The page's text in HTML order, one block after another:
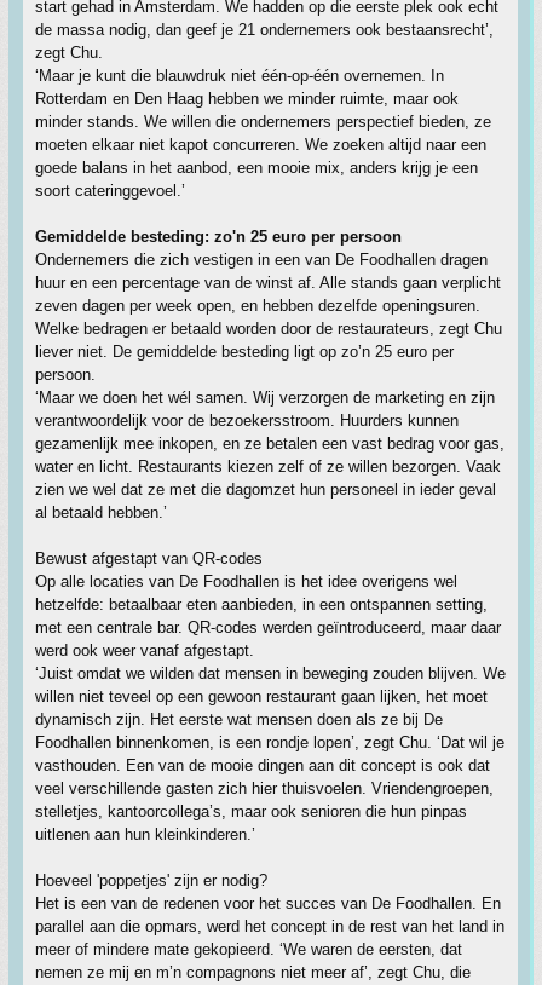
start gehad in Amsterdam. We hadden op die eerste plek ook echt
de massa nodig, dan geef je 21 ondernemers ook bestaansrecht’,
zegt Chu.
‘Maar je kunt die blauwdruk niet één-op-één overnemen. In
Rotterdam en Den Haag hebben we minder ruimte, maar ook
minder stands. We willen die ondernemers perspectief bieden, ze
moeten elkaar niet kapot concurreren. We zoeken altijd naar een
goede balans in het aanbod, een mooie mix, anders krijg je een
soort cateringgevoel.’
Gemiddelde besteding: zo'n 25 euro per persoon
Ondernemers die zich vestigen in een van De Foodhallen dragen
huur en een percentage van de winst af. Alle stands gaan verplicht
zeven dagen per week open, en hebben dezelfde openingsuren.
Welke bedragen er betaald worden door de restaurateurs, zegt Chu
liever niet. De gemiddelde besteding ligt op zo’n 25 euro per
persoon.
‘Maar we doen het wél samen. Wij verzorgen de marketing en zijn
verantwoordelijk voor de bezoekersstroom. Huurders kunnen
gezamenlijk mee inkopen, en ze betalen een vast bedrag voor gas,
water en licht. Restaurants kiezen zelf of ze willen bezorgen. Vaak
zien we wel dat ze met die dagomzet hun personeel in ieder geval
al betaald hebben.’
Bewust afgestapt van QR-codes
Op alle locaties van De Foodhallen is het idee overigens wel
hetzelfde: betaalbaar eten aanbieden, in een ontspannen setting,
met een centrale bar. QR-codes werden geïntroduceerd, maar daar
werd ook weer vanaf afgestapt.
‘Juist omdat we wilden dat mensen in beweging zouden blijven. We
willen niet teveel op een gewoon restaurant gaan lijken, het moet
dynamisch zijn. Het eerste wat mensen doen als ze bij De
Foodhallen binnenkomen, is een rondje lopen’, zegt Chu. ‘Dat wil je
vasthouden. Een van de mooie dingen aan dit concept is ook dat
veel verschillende gasten zich hier thuisvoelen. Vriendengroepen,
stelletjes, kantoorcollega’s, maar ook senioren die hun pinpas
uitlenen aan hun kleinkinderen.’
Hoeveel 'poppetjes' zijn er nodig?
Het is een van de redenen voor het succes van De Foodhallen. En
parallel aan die opmars, werd het concept in de rest van het land in
meer of mindere mate gekopieerd. ‘We waren de eersten, dat
nemen ze mij en m’n compagnons niet meer af’, zegt Chu, die